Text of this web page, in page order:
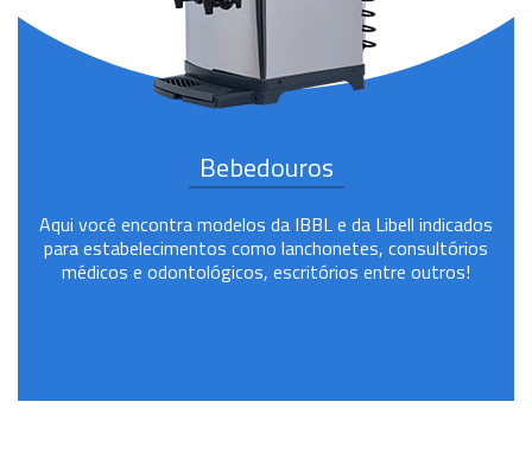
Bebedouros
Aqui você encontra modelos da IBBL e da Libell indicados
para estabelecimentos como lanchonetes, consultórios
médicos e odontológicos, escritórios entre outros!